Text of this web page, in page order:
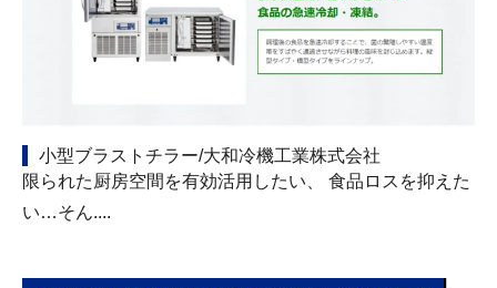
小型ブラストチラー/大和冷機工業株式会社
限られた厨房空間を有効活用したい、 食品ロスを抑えた
い…そん....